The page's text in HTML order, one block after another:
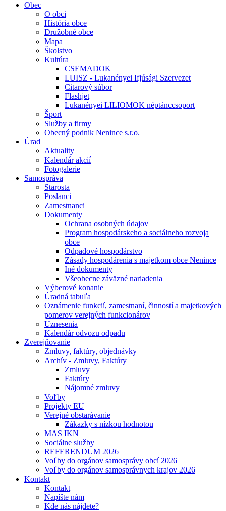
Obec
O obci
História obce
Družobné obce
Mapa
Školstvo
Kultúra
CSEMADOK
LUISZ - Lukanényei Ifjúsági Szervezet
Citarový súbor
Flashjet
Lukanényei LILIOMOK néptánccsoport
Šport
Služby a firmy
Obecný podnik Nenince s.r.o.
Úrad
Aktuality
Kalendár akcií
Fotogalerie
Samospráva
Starosta
Poslanci
Zamestnanci
Dokumenty
Ochrana osobných údajov
Program hospodárskeho a sociálneho rozvoja
obce
Odpadové hospodárstvo
Zásady hospodárenia s majetkom obce Nenince
Iné dokumenty
Všeobecne záväzné nariadenia
Výberové konanie
Úradná tabuľa
Oznámenie funkcií, zamestnaní, činností a majetkových
pomerov verejných funkcionárov
Uznesenia
Kalendár odvozu odpadu
Zverejňovanie
Zmluvy, faktúry, objednávky
Archív - Zmluvy, Faktúry
Zmluvy
Faktúry
Nájomné zmluvy
Voľby
Projekty EU
Verejné obstarávanie
Zákazky s nízkou hodnotou
MAS IKN
Sociálne služby
REFERENDUM 2026
Voľby do orgánov samosprávy obcí 2026
Voľby do orgánov samosprávnych krajov 2026
Kontakt
Kontakt
Napíšte nám
Kde nás nájdete?